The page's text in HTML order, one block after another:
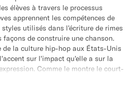
le handicap non comme un
forme de diversité : une force
et une composante vitale de notre
élèves à travers le processus
apprennent les compétences de
utilisés dans l'écriture de rimes
de construire une chanson.
de la culture hip-hop aux États-Unis
sur l'impact qu'elle a sur la
Comme le montre le court-